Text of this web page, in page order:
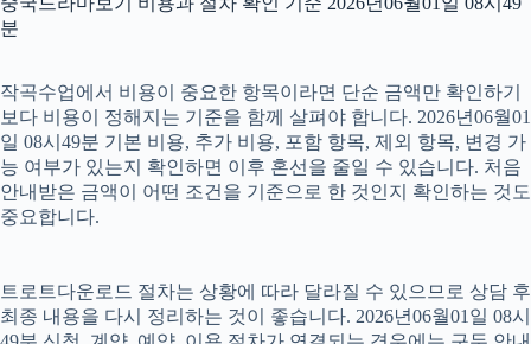
분
작곡수업에서 비용이 중요한 항목이라면 단순 금액만 확인하기
보다 비용이 정해지는 기준을 함께 살펴야 합니다. 2026년06월01
일 08시49분 기본 비용, 추가 비용, 포함 항목, 제외 항목, 변경 가
능 여부가 있는지 확인하면 이후 혼선을 줄일 수 있습니다. 처음
안내받은 금액이 어떤 조건을 기준으로 한 것인지 확인하는 것도
중요합니다.
트로트다운로드 절차는 상황에 따라 달라질 수 있으므로 상담 후
최종 내용을 다시 정리하는 것이 좋습니다. 2026년06월01일 08시